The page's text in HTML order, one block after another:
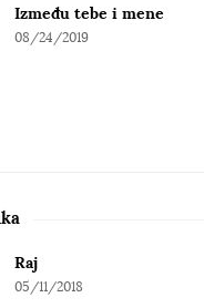
Između tebe i mene
08/24/2019
Raj
05/11/2018